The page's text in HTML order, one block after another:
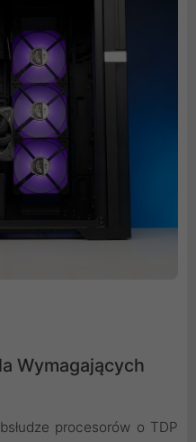
Wymagających
procesorów o TDP